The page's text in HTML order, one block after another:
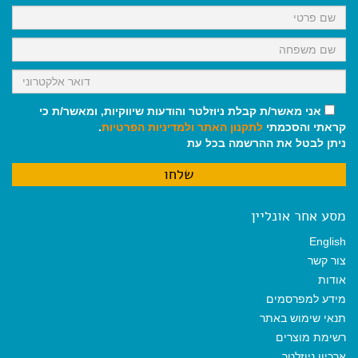
k
p
m
אני מאשר/ת קבלת ניוזלטר והודעות שיווקיות, ומאשר/ת כי
קראתי והסכמתי לתקנון האתר ולמדיניות הפרטיות.
ניתן לבטל את ההרשמה בכל עת
מסע אחר אונליין
English
צור קשר
אודות
מידע למפרסמים
תנאי שימוש באתר
רשימת מוצרים